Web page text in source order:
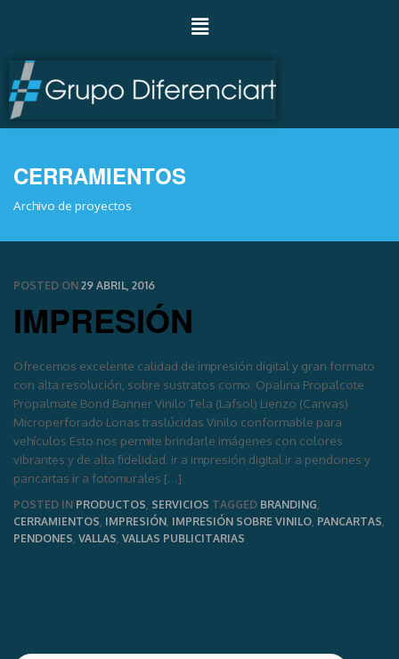
CERRAMIENTOS
Archivo de proyectos
POSTED ON 29 ABRIL, 2016
IMPRESIÓN
Ofrecemos excelente calidad de impresión digital y gran formato
con alta resolución, sobre sustratos como: Opalina Propalcote
Propalmate Bond Banner Vinilo Tela (Lafsol) Lienzo (Canvas)
Microperforado Lonas traslúcidas Vinilo conformable para
vehículos Esto nos permite brindarle imágenes con colores
vibrantes y de alta fidelidad. ir a impresión digital ir a pendones y
pancartas ir a fotomurales […]
POSTED IN PRODUCTOS SERVICIOS TAGGED BRANDING
CERRAMIENTOS IMPRESIÓN IMPRESIÓN SOBRE VINILO PANCARTAS
PENDONES VALLAS VALLAS PUBLICITARIAS